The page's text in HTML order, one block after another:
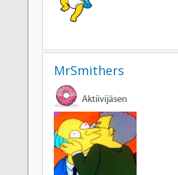
MrSmithers